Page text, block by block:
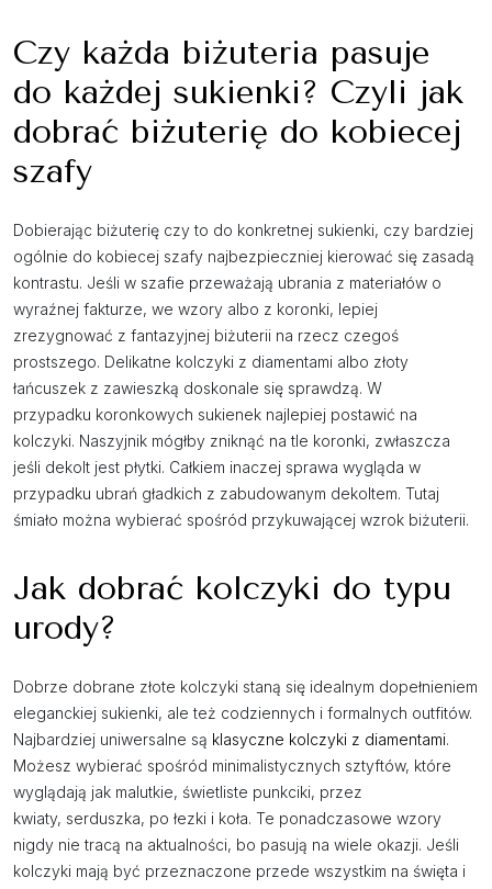
Czy każda biżuteria pasuje
do każdej sukienki? Czyli jak
dobrać biżuterię do kobiecej
szafy
Dobierając biżuterię czy to do konkretnej sukienki, czy bardziej
ogólnie do kobiecej szafy najbezpieczniej kierować się zasadą
kontrastu. Jeśli w szafie przeważają ubrania z materiałów o
wyraźnej fakturze, we wzory albo z koronki, lepiej
zrezygnować z fantazyjnej biżuterii na rzecz czegoś
prostszego. Delikatne kolczyki z diamentami albo złoty
łańcuszek z zawieszką doskonale się sprawdzą. W
przypadku koronkowych sukienek najlepiej postawić na
kolczyki. Naszyjnik mógłby zniknąć na tle koronki, zwłaszcza
jeśli dekolt jest płytki. Całkiem inaczej sprawa wygląda w
przypadku ubrań gładkich z zabudowanym dekoltem. Tutaj
śmiało można wybierać spośród przykuwającej wzrok biżuterii.
Jak dobrać kolczyki do typu
urody?
Dobrze dobrane złote kolczyki staną się idealnym dopełnieniem
eleganckiej sukienki, ale też codziennych i formalnych outfitów.
Najbardziej uniwersalne są klasyczne kolczyki z diamentami.
Możesz wybierać spośród minimalistycznych sztyftów, które
wyglądają jak malutkie, świetliste punkciki, przez
kwiaty, serduszka, po łezki i koła. Te ponadczasowe wzory
nigdy nie tracą na aktualności, bo pasują na wiele okazji. Jeśli
kolczyki mają być przeznaczone przede wszystkim na święta i